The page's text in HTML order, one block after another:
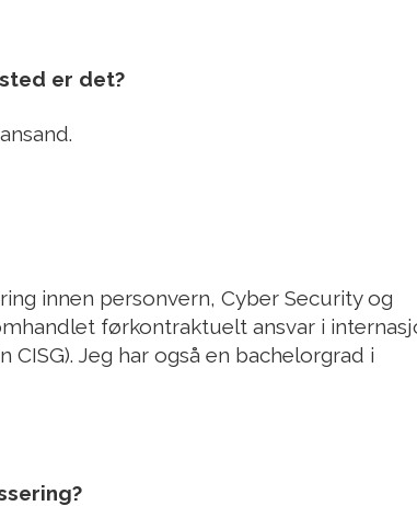
er det?
innen personvern, Cyber Security og
førkontraktuelt ansvar i
Jeg har også en bachelorgrad i